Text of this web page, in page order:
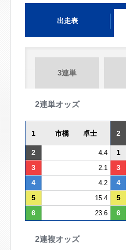
出走表
3連単
2連単オッズ
1 市橋 卓士 2
2 4.4 1
3
2.1 3
4
4.2 4
5
15.4 5
6
23.6 6
2連複オッズ